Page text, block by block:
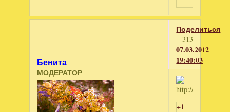
Поделиться
313
07.03.2012
19:40:03
Бенита
МОДЕРАТОР
+1